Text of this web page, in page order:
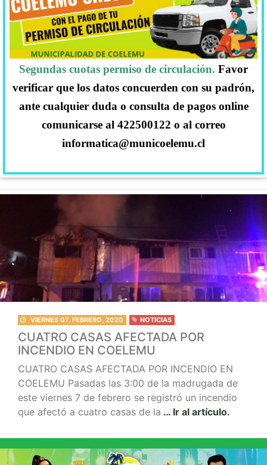
VIERNES 14, FEBRERO, 2020 NOTICIAS
PERMISOS DE CIRCULACIÓN 2020
Municipalidad informa horarios de atención para
pagos de Permiso de Circulación de manera
presencial en Dirección de Tránsito. Mes de
VIERNES 07, FEBRERO, 2020 NOTICIAS
CUATRO CASAS AFECTADA POR
INCENDIO EN COELEMU
CUATRO CASAS AFECTADA POR INCENDIO EN
COELEMU Pasadas las 3:00 de la madrugada de
este viernes 7 de febrero se registró un incendio
que afectó a cuatro casas de la … Ir al artículo.
Segundas cuotas permiso de circulación. Favor
verificar que los datos concuerden con su padrón,
ante cualquier duda o consulta de pagos online
comunicarse al 422500122 o al correo
informatica@municoelemu.cl